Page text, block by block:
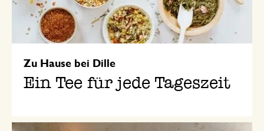
Zu Hause bei Dille
Ein Tee für jede Tageszeit